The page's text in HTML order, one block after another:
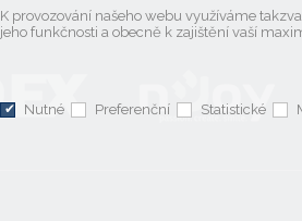
K provozování našeho webu využíváme
jeho funkčnosti a obecně k zajištění vaší
Nutné Preferenční Statistické